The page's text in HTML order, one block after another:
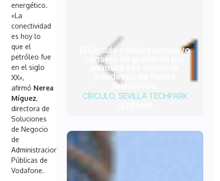
energético.
«La
conectividad
es hoy lo
que el
petróleo fue
en el siglo
XX»,
afirmó Nerea
Míguez,
directora de
Soluciones
de Negocio
de
Administraciones
Públicas de
Vodafone.
El Círculo celebra un nuevo
consejo de gobierno por
primera vez desde la
pandemia de forma
telemática.
CÍRCULO, SEVILLA TECHPARK